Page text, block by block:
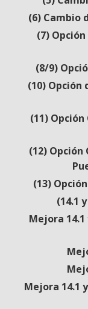
(6) Cambio
(7)
(8/9)
(10) Opción
(11)
(12) Opción
(13)
(14.1
Mejora 14.1
Mejora 14.1